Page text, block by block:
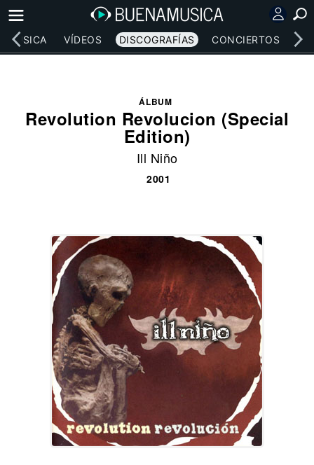
MÚSICA VÍDEOS DISCOGRAFÍAS CONCIERTOS
ÁLBUM
Revolution Revolucion (Special
Edition)
Ill Niño
2001